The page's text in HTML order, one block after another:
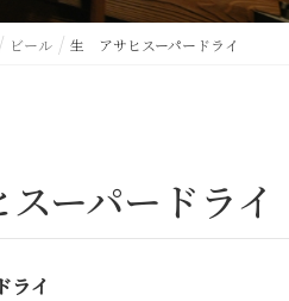
ビール 生 アサヒスーパードライ
スーパードライ
ライ